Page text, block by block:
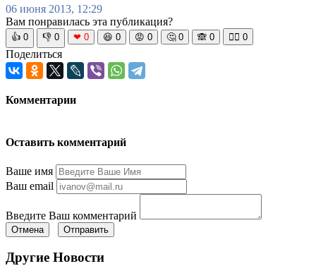
06 июня 2013, 12:29
Вам понравилась эта публикация?
👍 0 👎 0 ❤ 0 😆 0 😡 0 🤔 0 🙈 0 🧘‍♀️ 0
Поделиться
Комментарии
Оставить комментарий
Ваше имя
Ваш email
Введите Ваш комментарий
Отмена Отправить
Другие Новости